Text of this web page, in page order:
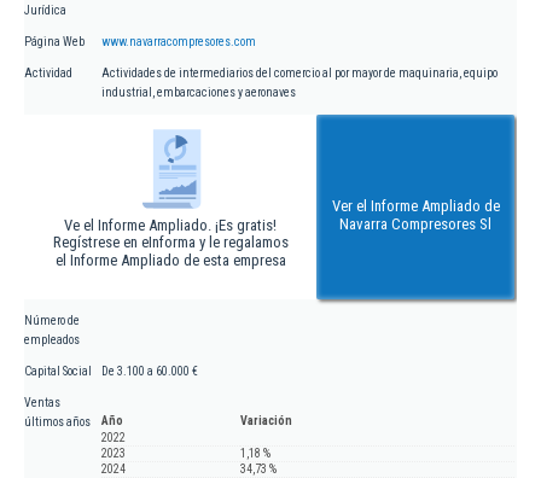
Jurídica
Página Web www.navarracompresores.com
Actividad
Actividades de intermediarios del comercio al por mayor de maquinaria, equipo
industrial, embarcaciones y aeronaves
Ve el Informe Ampliado. ¡Es gratis!
Regístrese en eInforma y le regalamos
el Informe Ampliado de esta empresa
Ver el Informe Ampliado de
Navarra Compresores Sl
Número de
empleados
Capital Social De 3.100 a 60.000 €
Ventas
últimos años
Año
Variación
2022
2023
1,18 %
2024
34,73 %